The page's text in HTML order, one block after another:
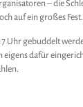
– die
auf ein großes
Uhr gebuddelt
dafür